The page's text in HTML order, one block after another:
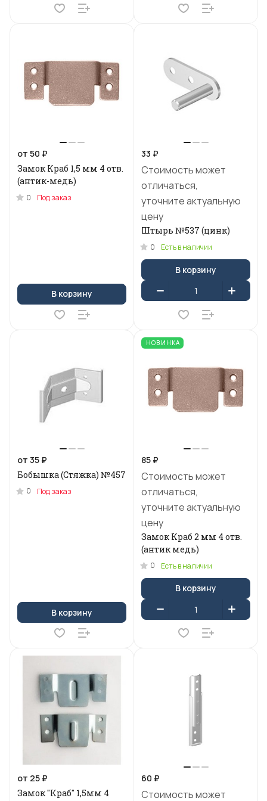
от 50 ₽
Замок Краб 1,5 мм 4 отв.
(антик-медь)
0 Под заказ
В корзину
33 ₽
Стоимость может
отличаться,
уточните актуальную
цену
Штырь №537 (цинк)
0 Есть в наличии
В корзину
от 35 ₽
Бобышка (Стяжка) №457
0 Под заказ
В корзину
НОВИНКА
85 ₽
Стоимость может
отличаться,
уточните актуальную
цену
Замок Краб 2 мм 4 отв.
(антик медь)
0 Есть в наличии
В корзину
от 25 ₽
Замок "Краб" 1,5мм 4
60 ₽
Стоимость может